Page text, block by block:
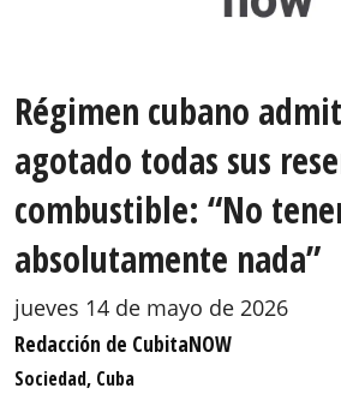
Régimen cubano
agotado todas sus
combustible: “No
absolutamente nada”
jueves 14 de mayo de 2026
Redacción de CubitaNOW
Sociedad, Cuba